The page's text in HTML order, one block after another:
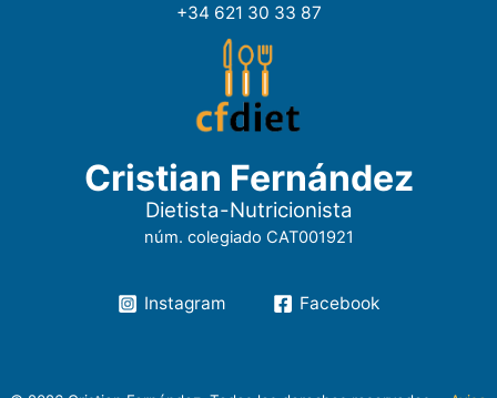
+34 621 30 33 87
Cristian Fernández
Dietista-Nutricionista
núm. colegiado CAT001921
Instagram Facebook